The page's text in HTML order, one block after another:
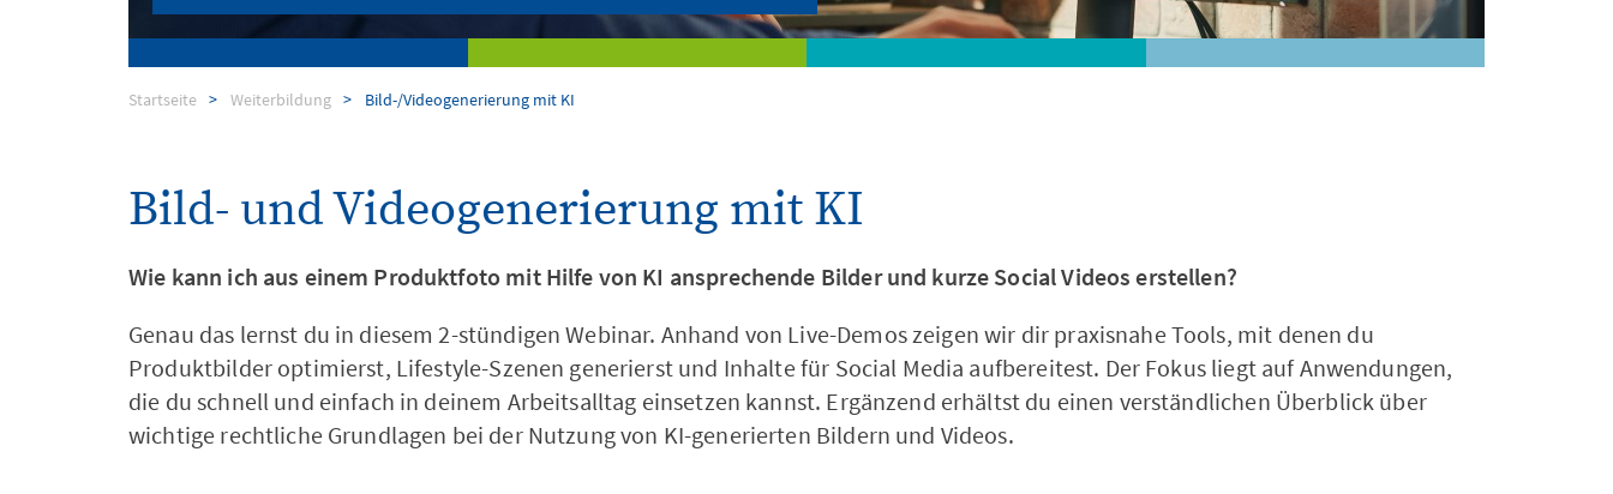
Dienstleistungen Weiterbildung
Digital Signage
Startseite Weiterbildung Bild-/Videogenerierung mit KI
Bild- und Videogenerierung mit KI
Wie kann ich aus einem Produktfoto mit Hilfe von KI ansprechende Bilder und kurze Social Videos erstellen?
Genau das lernst du in diesem 2-stündigen Webinar. Anhand von Live-Demos zeigen wir dir praxisnahe Tools, mit denen du
Produktbilder optimierst, Lifestyle-Szenen generierst und Inhalte für Social Media aufbereitest. Der Fokus liegt auf Anwendungen,
die du schnell und einfach in deinem Arbeitsalltag einsetzen kannst. Ergänzend erhältst du einen verständlichen Überblick über
wichtige rechtliche Grundlagen bei der Nutzung von KI-generierten Bildern und Videos.